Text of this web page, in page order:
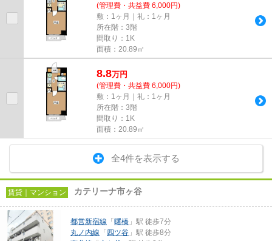
(管理費・共益費 6,000円)
敷：1ヶ月｜礼：1ヶ月
所在階：3階
間取り：1K
面積：20.89㎡
8.8万円
(管理費・共益費 6,000円)
敷：1ヶ月｜礼：1ヶ月
所在階：3階
間取り：1K
面積：20.89㎡
全4件を表示する
賃貸｜マンション カテリーナ市ヶ谷
都営新宿線 「 曙橋 」駅 徒歩7分
丸ノ内線 「 四ツ谷 」駅 徒歩8分